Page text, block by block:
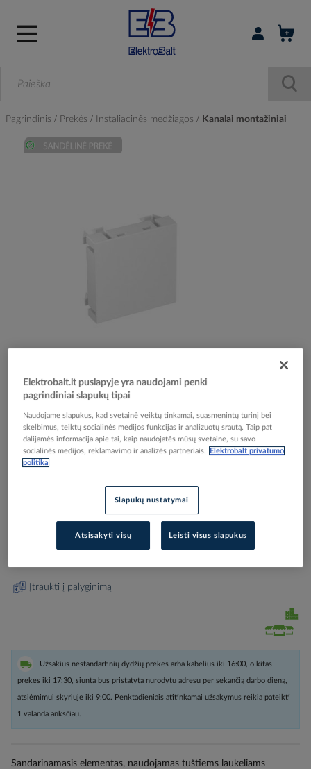
Prisijungti /
Pagrindinis Prekės Instaliacinės medžiagos Kanalai montažiniai
Skip
the
beginning
the
Reali prekė gali skirtis nuo pavaizduotos nuotraukoje
Aklė balta 45x45mm ADP-B RW1 RAPID - OBO
BETTERMANN
Elektrobalt prekės kodas
Gamintojo prekės kodas
Prisijunkite, norėdami pamatyti kainas
Įtraukti į palyginimą
Užsakius nestandartinių dydžių prekes arba kabelius iki 16:00, o kitas
prekes iki 17:30, siunta bus pristatyta nurodytu adresu per sekančią darbo dieną,
atsiėmimui skyriuje iki 9:00. Penktadieniais atitinkamai užsakymus reikia pateikti
1 valanda anksčiau.
Sandarinamasis elementas, naudojamas tuštiems laukeliams
Elektrobalt.lt puslapyje yra naudojami penki
pagrindiniai slapukų tipai
Naudojame slapukus, kad svetainė veiktų tinkamai, suasmenintų turinį bei
skelbimus, teiktų socialinės medijos funkcijas ir analizuotų srautą. Taip pat
dalijamės informacija apie tai, kaip naudojatės mūsų svetaine, su savo
socialinės medijos, reklamavimo ir analizės partneriais.
Elektrobalt privatumo
politika
Slapukų nustatymai
Atsisakyti visų Leisti visus slapukus